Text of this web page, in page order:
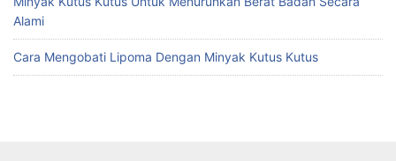
Alami
Cara Mengobati Lipoma Dengan Minyak Kutus Kutus